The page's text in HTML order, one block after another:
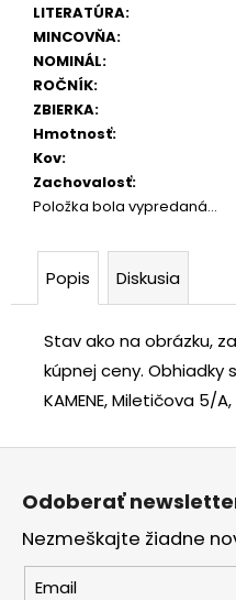
LITERATÚRA:
MINCOVŇA:
NOMINÁL:
ROČNÍK:
ZBIERKA:
Hmotnosť:
Kov:
Zachovalosť:
Položka bola vypredaná…
Popis Diskusia
Stav ako na obrázku,
kúpnej ceny. Obhiadky
KAMENE, Miletičova 5/
SLOVENSKO
20
EURO
2002
SÉRIA
€70
Z
Odoberať
Nezmeškajte žiadne
Email